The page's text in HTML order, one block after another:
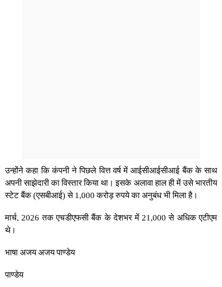
उन्होंने कहा कि कंपनी ने पिछले वित्त वर्ष में आईसीआईसीआई बैंक के साथ
अपनी साझेदारी का विस्तार किया था। इसके अलावा हाल ही में उसे भारतीय
स्टेट बैंक (एसबीआई) से 1,000 करोड़ रुपये का अनुबंध भी मिला है।
मार्च, 2026 तक एचडीएफसी बैंक के देशभर में 21,000 से अधिक एटीएम
थे।
भाषा अजय अजय पाण्डेय
पाण्डेय